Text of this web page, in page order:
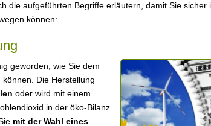
die aufgeführten Begriffe erläutern, damit Sie sicher
können:
geworden, wie Sie dem
können. Die Herstellung
oder wird mit einem
in der öko-Bilanz
mit der Wahl eines